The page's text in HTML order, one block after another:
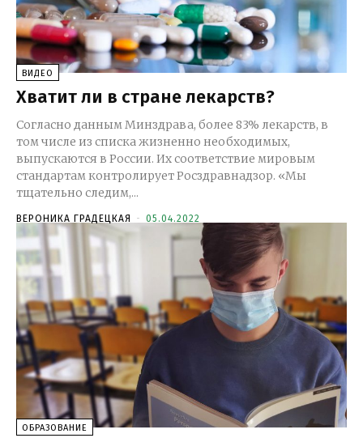
ВИДЕО
Хватит ли в стране лекарств?
Согласно данным Минздрава, более 83% лекарств, в
том числе из списка жизненно необходимых,
выпускаются в России. Их соответствие мировым
стандартам контролирует Росздравнадзор. «Мы
тщательно следим,...
ВЕРОНИКА ГРАДЕЦКАЯ - 05.04.2022
ОБРАЗОВАНИЕ